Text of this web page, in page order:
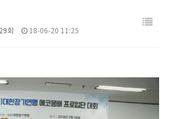
회 18-06-20 11:25